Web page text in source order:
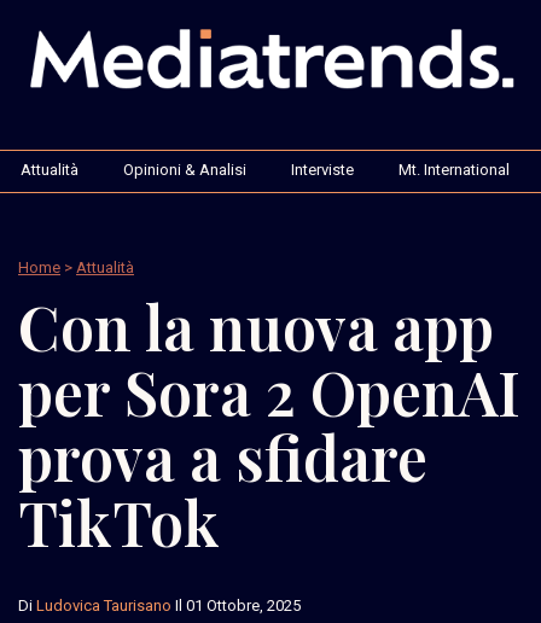
Attualità Opinioni & Analisi Interviste Mt. International
Home > Attualità
Con la nuova app
per Sora 2 OpenAI
prova a sfidare
TikTok
Di Ludovica Taurisano Il 01 Ottobre, 2025